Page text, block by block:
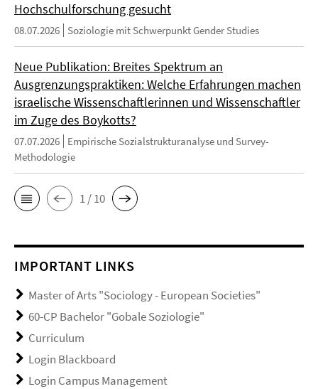
Hochschulforschung gesucht
08.07.2026 Soziologie mit Schwerpunkt Gender Studies
Neue Publikation: Breites Spektrum an
Ausgrenzungspraktiken: Welche Erfahrungen machen
israelische Wissenschaftlerinnen und Wissenschaftler
im Zuge des Boykotts?
07.07.2026
Empirische Sozialstrukturanalyse und Survey-
Methodologie
1 / 10
IMPORTANT LINKS
Master of Arts "Sociology - European Societies"
60-CP Bachelor "Gobale Soziologie"
Curriculum
Login Blackboard
Login Campus Management